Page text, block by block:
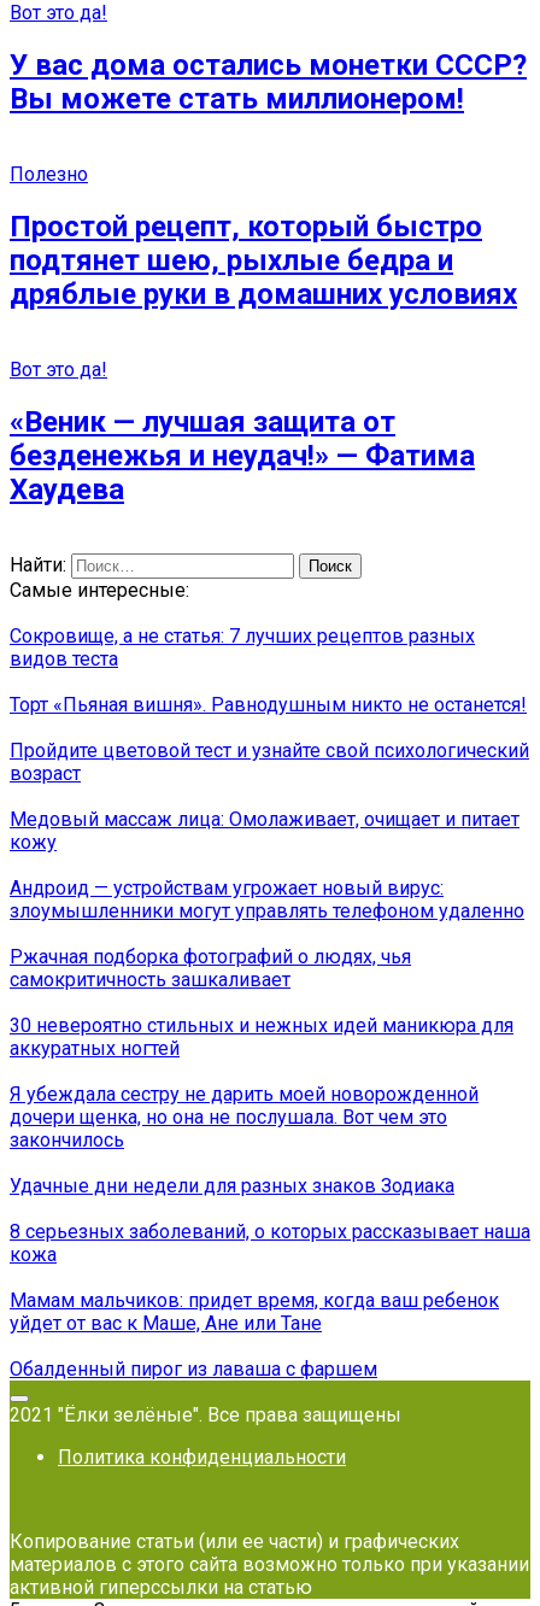
Вот это да!
У вас дома остались монетки СССР?
Вы можете стать миллионером!
Полезно
Простой рецепт, который быстро
подтянет шею, рыхлые бедра и
дряблые руки в домашних условиях
Вот это да!
«Веник — лучшая защита от
безденежья и неудач!» — Фатима
Хаудева
Найти:
Самые интересные:
Сокровище, а не статья: 7 лучших рецептов разных
видов теста
Торт «Пьяная вишня». Равнодушным никто не останется!
Пройдите цветовой тест и узнайте свой психологический
возраст
Медовый массаж лица: Омолаживает, очищает и питает
кожу
Андроид — устройствам угрожает новый вирус:
злоумышленники могут управлять телефоном удаленно
Ржачная подборка фотографий о людях, чья
самокритичность зашкаливает
30 невероятно стильных и нежных идей маникюра для
аккуратных ногтей
Я убеждала сестру не дарить моей новорожденной
дочери щенка, но она не послушала. Вот чем это
закончилось
Удачные дни недели для разных знаков Зодиака
8 серьезных заболеваний, о которых рассказывает наша
кожа
Мамам мальчиков: придет время, когда ваш ребенок
уйдет от вас к Маше, Ане или Тане
Обалденный пирог из лаваша с фаршем
2021 "Ёлки зелёные". Все права защищены
Политика конфиденциальности
Копирование статьи (или ее части) и графических
материалов с этого сайта возможно только при указании
активной гиперссылки на статью